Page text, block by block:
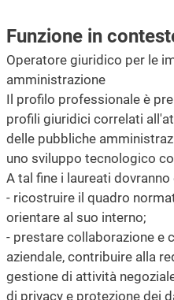
Funzione in
Operatore giuridico per le
amministrazione
Il profilo professionale è
profili giuridici correlati
delle pubbliche
uno sviluppo tecnologico
A tal fine i laureati
- ricostruire il quadro
orientare al suo interno;
- prestare collaborazione e
aziendale, contribuire alla
gestione di attività
di privacy e protezione dei